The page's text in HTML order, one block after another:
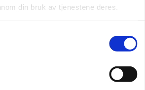
din bruk av tjenestene deres.
deltakere
Huun Thomsen, prosjektleder i